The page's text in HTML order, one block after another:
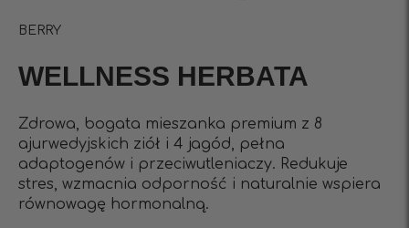
BERRY
WELLNESS HERBATA
Zdrowa, bogata mieszanka premium z 8
ajurwedyjskich ziół i 4 jagód, pełna
adaptogenów i przeciwutleniaczy. Redukuje
stres, wzmacnia odporność i naturalnie wspiera
równowagę hormonalną.